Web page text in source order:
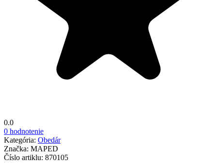
0.0
0 hodnotenie
Kategória: Obedár
Značka: MAPED
Číslo artiklu: 870105